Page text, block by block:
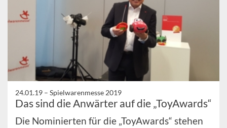
24.01.19 – Spielwarenmesse 2019
Das sind die Anwärter auf die „ToyAwards“
Die Nominierten für die „ToyAwards“ stehen